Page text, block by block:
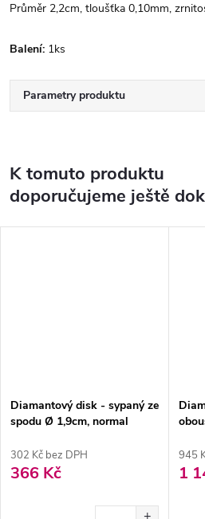
Průměr 2,2cm, tloušťka 0,10mm,
Balení: 1ks
Parametry produktu
K tomuto produktu
doporučujeme ještě
Diamantový disk - sypaný ze
spodu Ø 1,9cm, normal
302 Kč bez DPH
366 Kč
945
1